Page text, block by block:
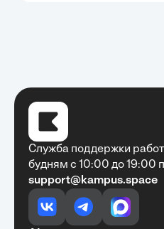
Очень быстро,
доступно
Алексей Антонов•27 мая,
Служба поддержки
будням с 10:00 до 19:00
support@kampus.space